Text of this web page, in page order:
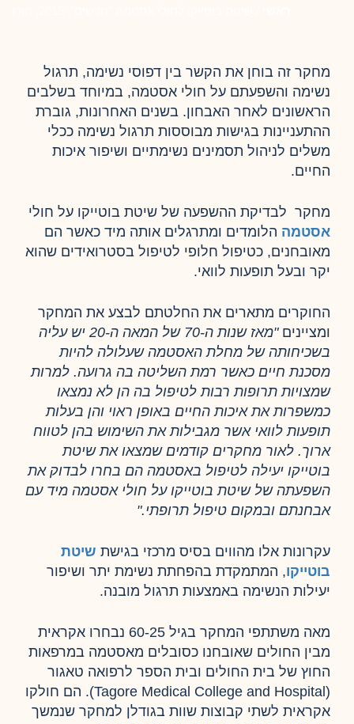
מחקר זה בוחן את הקשר בין דפוסי נשימה, תרגול
נשימה והשפעתם על חולי אסטמה, במיוחד בשלבים
הראשונים לאחר האבחון. בשנים האחרונות, גוברת
ההתעניינות בגישות מבוססות תרגול נשימה ככלי
משלים לניהול תסמינים נשימתיים ושיפור איכות
החיים.
מחקר לבדיקת ההשפעה של שיטת בוטייקו על חולי
אסטמההלומדים ומתרגלים אותה מיד כאשר הם
מאובחנים, כטיפול חלופי לטיפול בסטרואידים שהוא
יקר ובעל תופעות לוואי.
החוקרים מתארים את החלטתם לבצע את המחקר
ומציינים
"מאז שנות ה-70 של המאה ה-20 יש עליה
בשכיחותה של מחלת האסטמה שעלולה להיות
מסכנת חיים כאשר רמת השליטה בה גרועה. למרות
שמצויות תרופות רבות לטיפול בה הן לא נמצאו
כמשפרות את איכות החיים באופן ראוי והן בעלות
תופעות לוואי אשר מגבילות את השימוש בהן לטווח
ארוך. לאור מחקרים קודמים שמצאו את שיטת
בוטייקו יעילה לטיפול באסטמה הם בחרו לבדוק את
השפעתה של שיטת בוטייקו על חולי אסטמה מיד עם
אבחנתם ובמקום טיפול תרופתי."
עקרונות אלו מהווים בסיס מרכזי בגישתשיטת
בוטייקו, המתמקדת בהפחתת נשימת יתר ושיפור
יעילות הנשימה באמצעות תרגול מובנה.
מאה משתתפי המחקר בגיל 60-25 נבחרו אקראית
מבין החולים שאובחנו כסובלים מאסטמה במרפאות
החוץ של בית החולים ובית הספר לרפואה טאגור
(Tagore Medical College and Hospital). הם חולקו
אקראית לשתי קבוצות שוות בגודלן למחקר שנמשך